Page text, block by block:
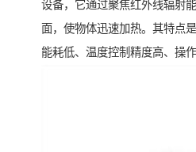
设备，它通过聚焦红外线辐射
面，使物体迅速加热。其特点
能耗低、温度控制精度高、操